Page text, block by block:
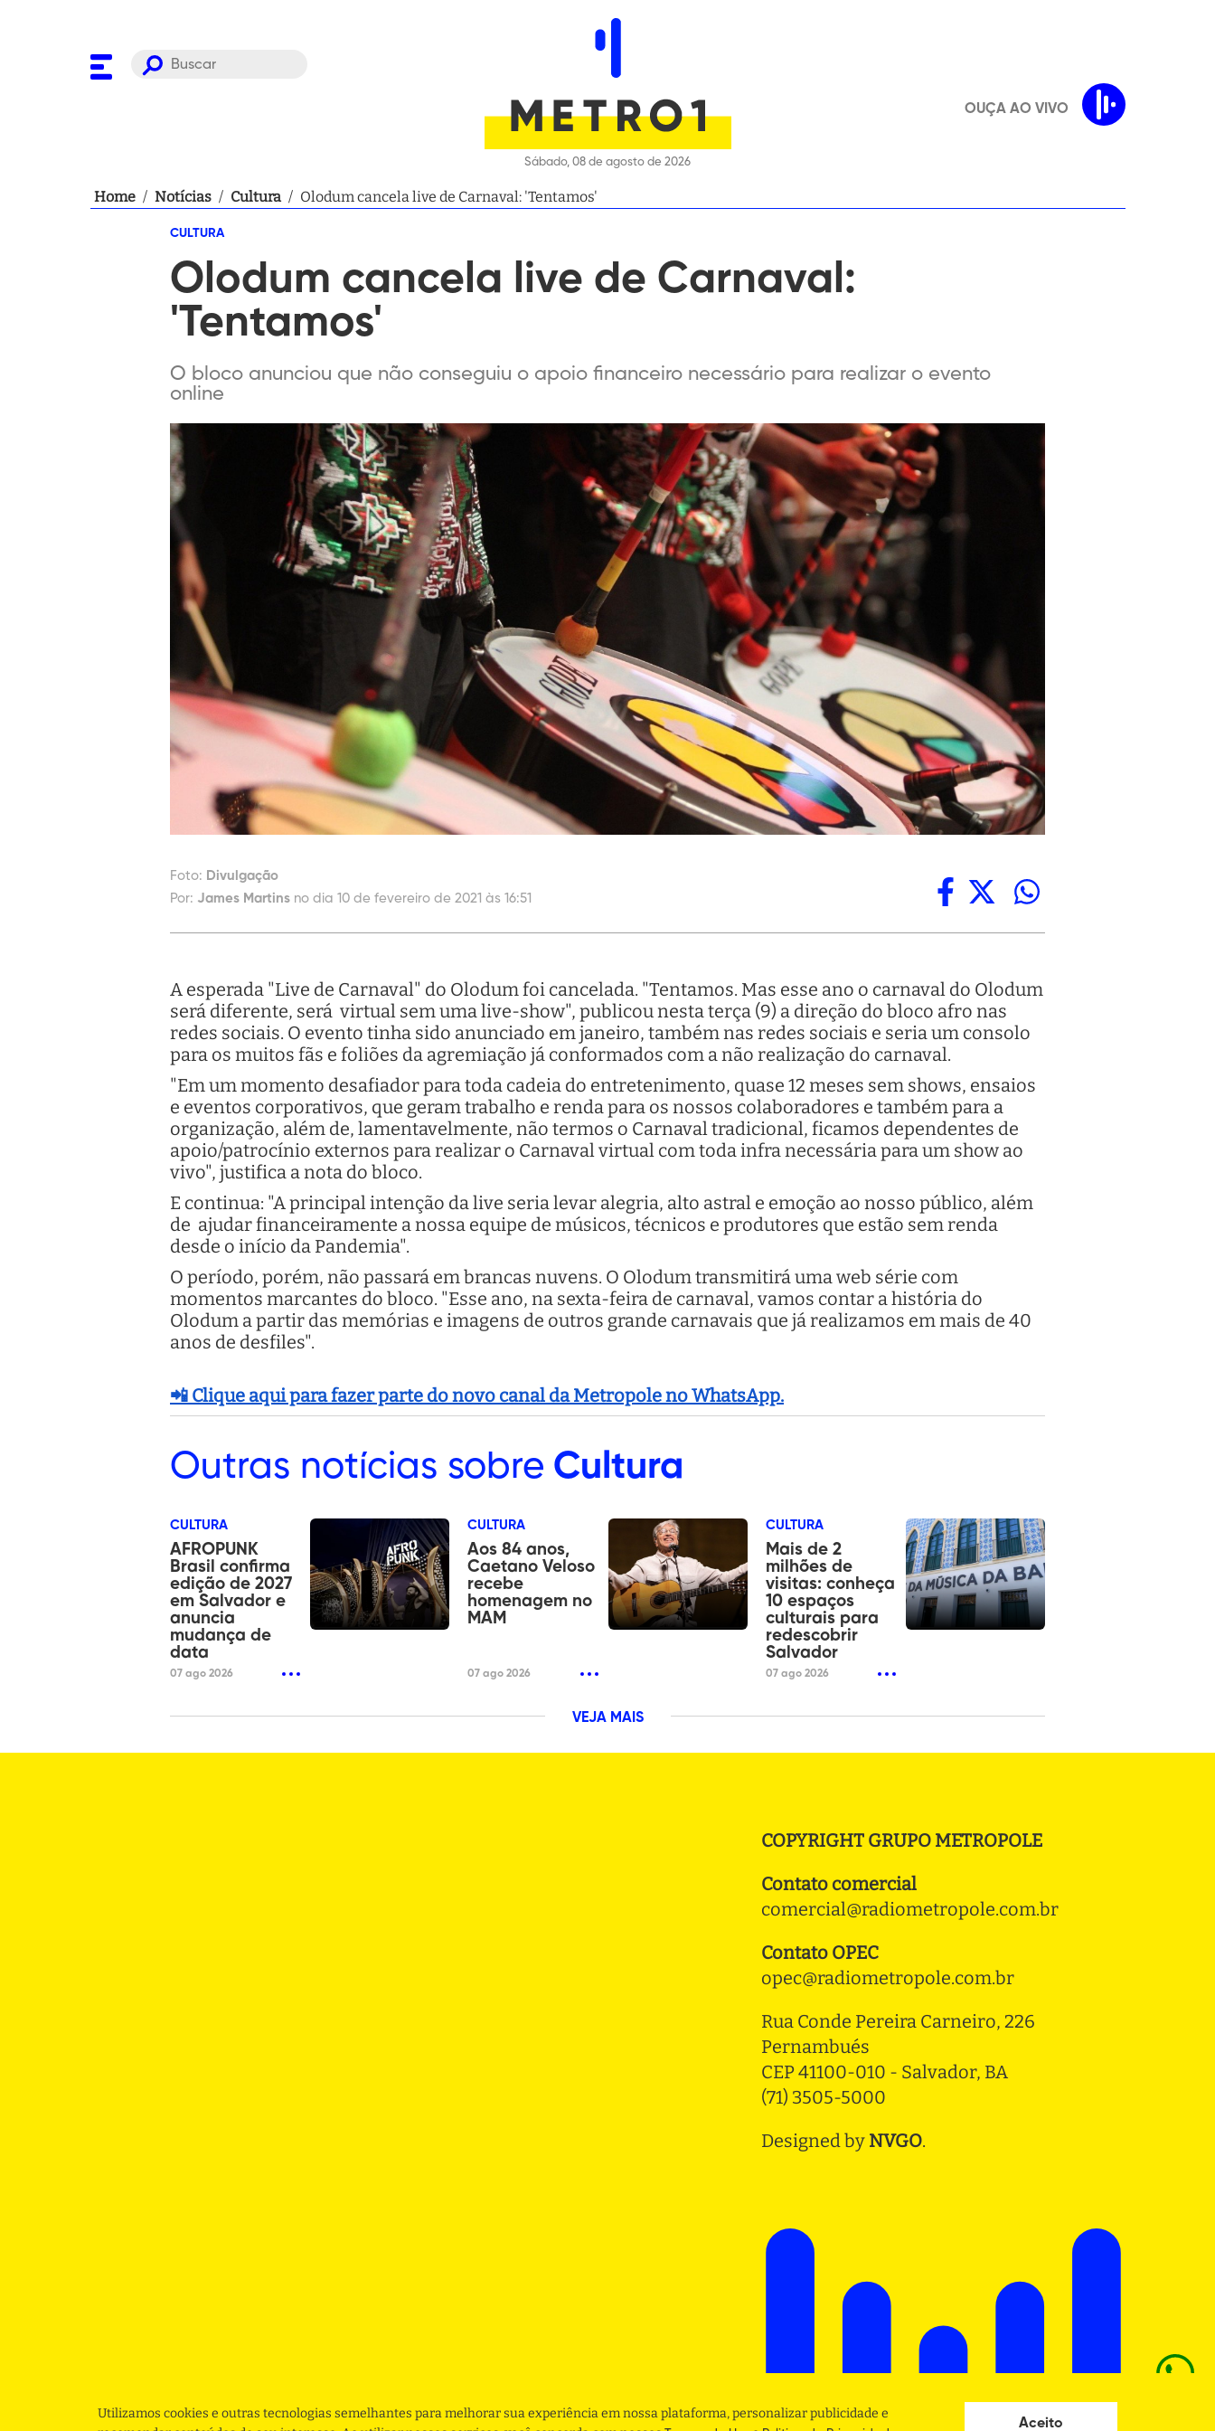
Sábado, 08 de agosto de 2026
OUÇA AO VIVO
Home / Notícias / Cultura / Olodum cancela live de Carnaval: 'Tentamos'
CULTURA
Olodum cancela live de Carnaval:
'Tentamos'
O bloco anunciou que não conseguiu o apoio financeiro necessário para realizar o evento
online
Foto: Divulgação
Por: James Martins no dia 10 de fevereiro de 2021 às 16:51
A esperada "Live de Carnaval" do Olodum foi cancelada. "Tentamos. Mas esse ano o carnaval do Olodum
será diferente, será virtual sem uma live-show", publicou nesta terça (9) a direção do bloco afro nas
redes sociais. O evento tinha sido anunciado em janeiro, também nas redes sociais e seria um consolo
para os muitos fãs e foliões da agremiação já conformados com a não realização do carnaval.
"Em um momento desafiador para toda cadeia do entretenimento, quase 12 meses sem shows, ensaios
e eventos corporativos, que geram trabalho e renda para os nossos colaboradores e também para a
organização, além de, lamentavelmente, não termos o Carnaval tradicional, ficamos dependentes de
apoio/patrocínio externos para realizar o Carnaval virtual com toda infra necessária para um show ao
vivo", justifica a nota do bloco.
E continua: "A principal intenção da live seria levar alegria, alto astral e emoção ao nosso público, além
de ajudar financeiramente a nossa equipe de músicos, técnicos e produtores que estão sem renda
desde o início da Pandemia".
O período, porém, não passará em brancas nuvens. O Olodum transmitirá uma web série com
momentos marcantes do bloco. "Esse ano, na sexta-feira de carnaval, vamos contar a história do
Olodum a partir das memórias e imagens de outros grande carnavais que já realizamos em mais de 40
anos de desfiles".
📲 Clique aqui para fazer parte do novo canal da Metropole no WhatsApp.
Outras notícias sobre Cultura
CULTURA
AFROPUNK
Brasil confirma
edição de 2027
em Salvador e
anuncia
mudança de
data
07 ago 2026
CULTURA
Aos 84 anos,
Caetano Veloso
recebe
homenagem no
MAM
07 ago 2026
CULTURA
Mais de 2
milhões de
visitas: conheça
10 espaços
culturais para
redescobrir
Salvador
07 ago 2026
VEJA MAIS
COPYRIGHT GRUPO METROPOLE
Contato comercial
comercial@radiometropole.com.br
Contato OPEC
opec@radiometropole.com.br
Rua Conde Pereira Carneiro, 226
Pernambués
CEP 41100-010 - Salvador, BA
(71) 3505-5000
Designed by NVGO.
Utilizamos cookies e outras tecnologias semelhantes para melhorar sua experiência em nossa plataforma, personalizar publicidade e
Aceito